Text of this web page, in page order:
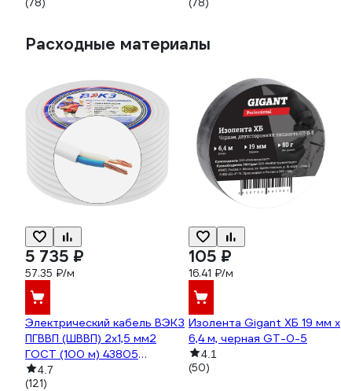
(78) (78)
Расходные материалы
5 735 ₽
57.35 ₽/м
Электрический кабель ВЭКЗ
ПГВВП (ШВВП) 2x1,5 мм2
ГОСТ (100 м) 43805
VEKZ00037
4.7
(121)
105 ₽
16.41 ₽/м
Изолента Gigant ХБ 19 мм х
6,4 м, черная GT-0-5
4.1
(50)